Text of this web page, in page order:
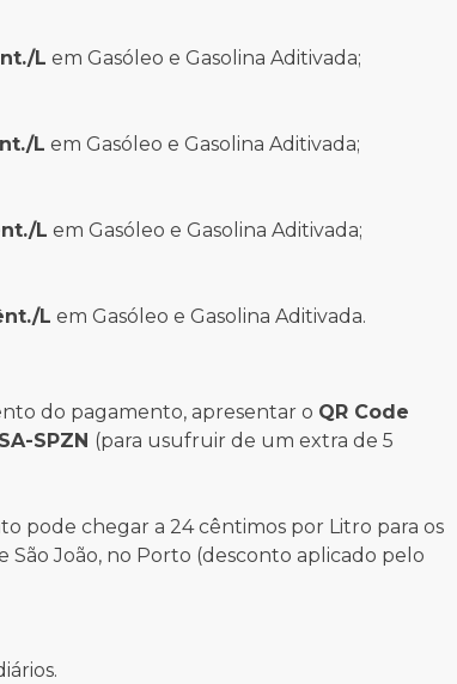
L em Gasóleo e Gasolina Aditivada;
L em Gasóleo e Gasolina Aditivada;
L em Gasóleo e Gasolina Aditivada;
L em Gasóleo e Gasolina Aditivada.
do pagamento, apresentar o QR Code
SPZN (para usufruir de um extra de 5
pode chegar a 24 cêntimos por Litro para os
São João, no Porto (desconto aplicado pelo